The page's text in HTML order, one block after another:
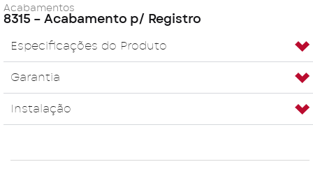
Acabamentos
8315 – Acabamento p/ Registro
Especificações do Produto
Garantia
Instalação